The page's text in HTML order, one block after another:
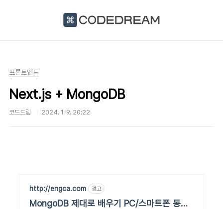
프론트엔드
Next.js + MongoDB
코드드림 2024. 1. 9. 20:22
http://engca.com 광고
MongoDB 제대로 배우기 PC/스마트폰 동영